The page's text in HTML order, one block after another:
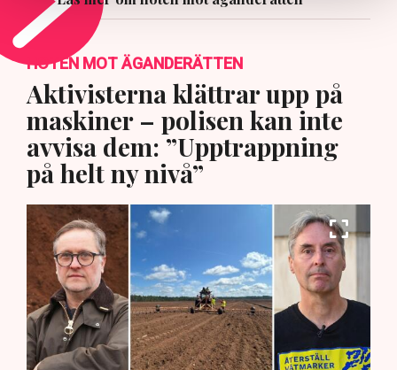
HOTEN MOT ÄGANDERÄTTEN
Aktivisterna klättrar upp på
maskiner – polisen kan inte
avvisa dem: ”Upptrappning
på helt ny nivå”